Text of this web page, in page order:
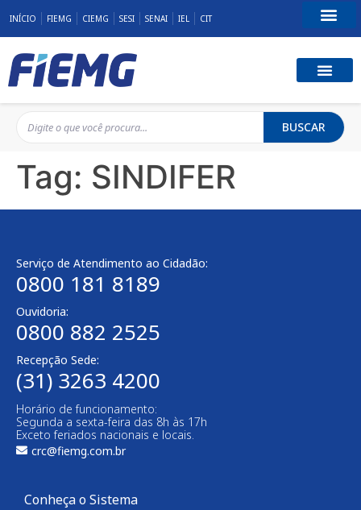
INÍCIO FIEMG CIEMG SESI SENAI IEL CIT
BUSCAR
Tag: SINDIFER
Serviço de Atendimento ao Cidadão:
0800 181 8189
Ouvidoria:
0800 882 2525
Recepção Sede:
(31) 3263 4200
Horário de funcionamento:
Segunda a sexta-feira das 8h às 17h
Exceto feriados nacionais e locais.
crc@fiemg.com.br
Conheça o Sistema